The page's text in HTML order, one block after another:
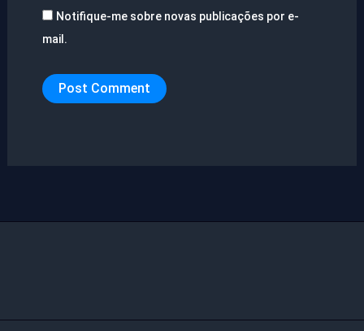
Notifique-me sobre novas publicações por e-
mail.